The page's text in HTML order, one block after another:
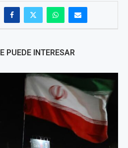
PUEDE INTERESAR